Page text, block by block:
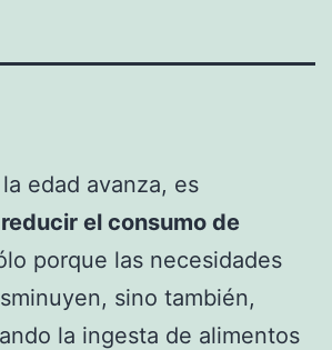
edad avanza, es
reducir el consumo de
porque las necesidades
sino también,
la ingesta de alimentos